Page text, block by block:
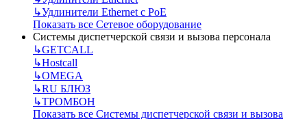
↳Удлинители Ethernet с PoE
Показать все Сетевое оборудование
Системы диспетчерской связи и вызова персонала
↳GETCALL
↳Hostcall
↳OMEGA
↳RU БЛЮЗ
↳ТРОМБОН
Показать все Системы диспетчерской связи и вызова